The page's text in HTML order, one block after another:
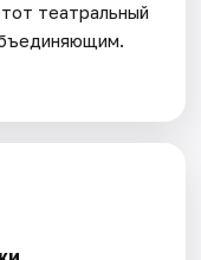
театральный